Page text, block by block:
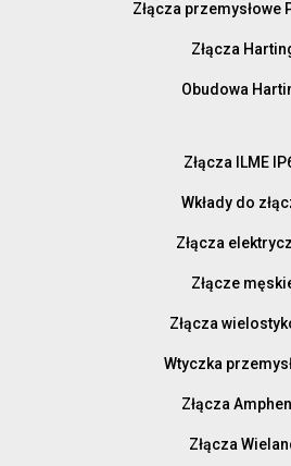
Złącza przemysłowe
Złącza
Obudowa
Złącza ILME
Wkłady do
Złącza
Złącze
Złącza
Wtyczka
Złącza
Złącza